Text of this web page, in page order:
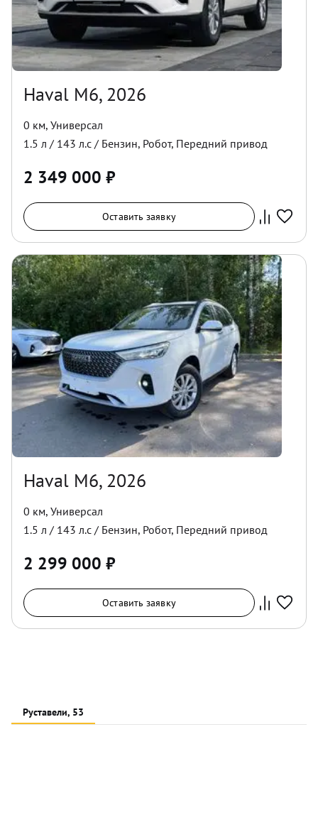
Haval M6, 2026
0 км, Универсал
1.5 л / 143 л.с / Бензин, Робот, Передний привод
2 349 000 ₽
Оставить заявку
Haval M6, 2026
0 км, Универсал
1.5 л / 143 л.с / Бензин, Робот, Передний привод
2 299 000 ₽
Оставить заявку
Руставели, 53